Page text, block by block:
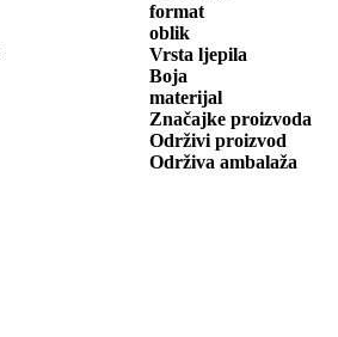
format
oblik
Vrsta ljepila
Boja
materijal
Značajke proizvoda
Održivi proizvod
Održiva ambalaža